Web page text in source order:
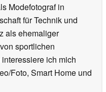
Modefotograf in
für Technik und
als ehemaliger
sportlichen
ich mich
Foto, Smart Home und